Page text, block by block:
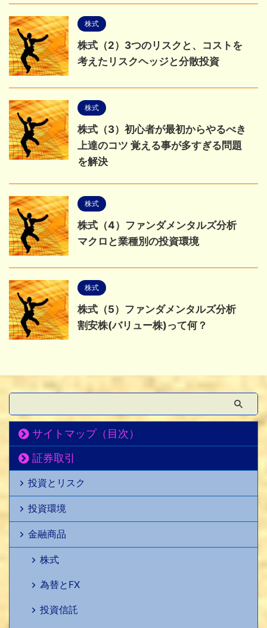
株式
株式（2）3つのリスクと、コストを
考えたリスクヘッジと分散投資
株式
株式（3）初心者が最初からやるべき
上達のコツ 覚える事が多すぎる問題
を解決
株式
株式（4）ファンダメンタルズ分析
マクロと業種別の投資環境
株式
株式（5）ファンダメンタルズ分析
割安株(バリュー株)って何？
サイトマップ（目次）
証券取引
投資とリスク
投資環境
金融商品
株式
為替とFX
投資信託